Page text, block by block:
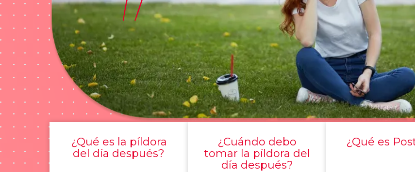
¿Qué es la píldora
del día después?
¿Cuándo debo
tomar la píldora del
día después?
¿Qué es